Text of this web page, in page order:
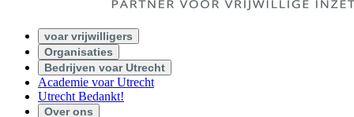
voar vrijwilligers
Organisaties
Bedrijven voar Utrecht
Academie voar Utrecht
Utrecht Bedankt!
Over ons